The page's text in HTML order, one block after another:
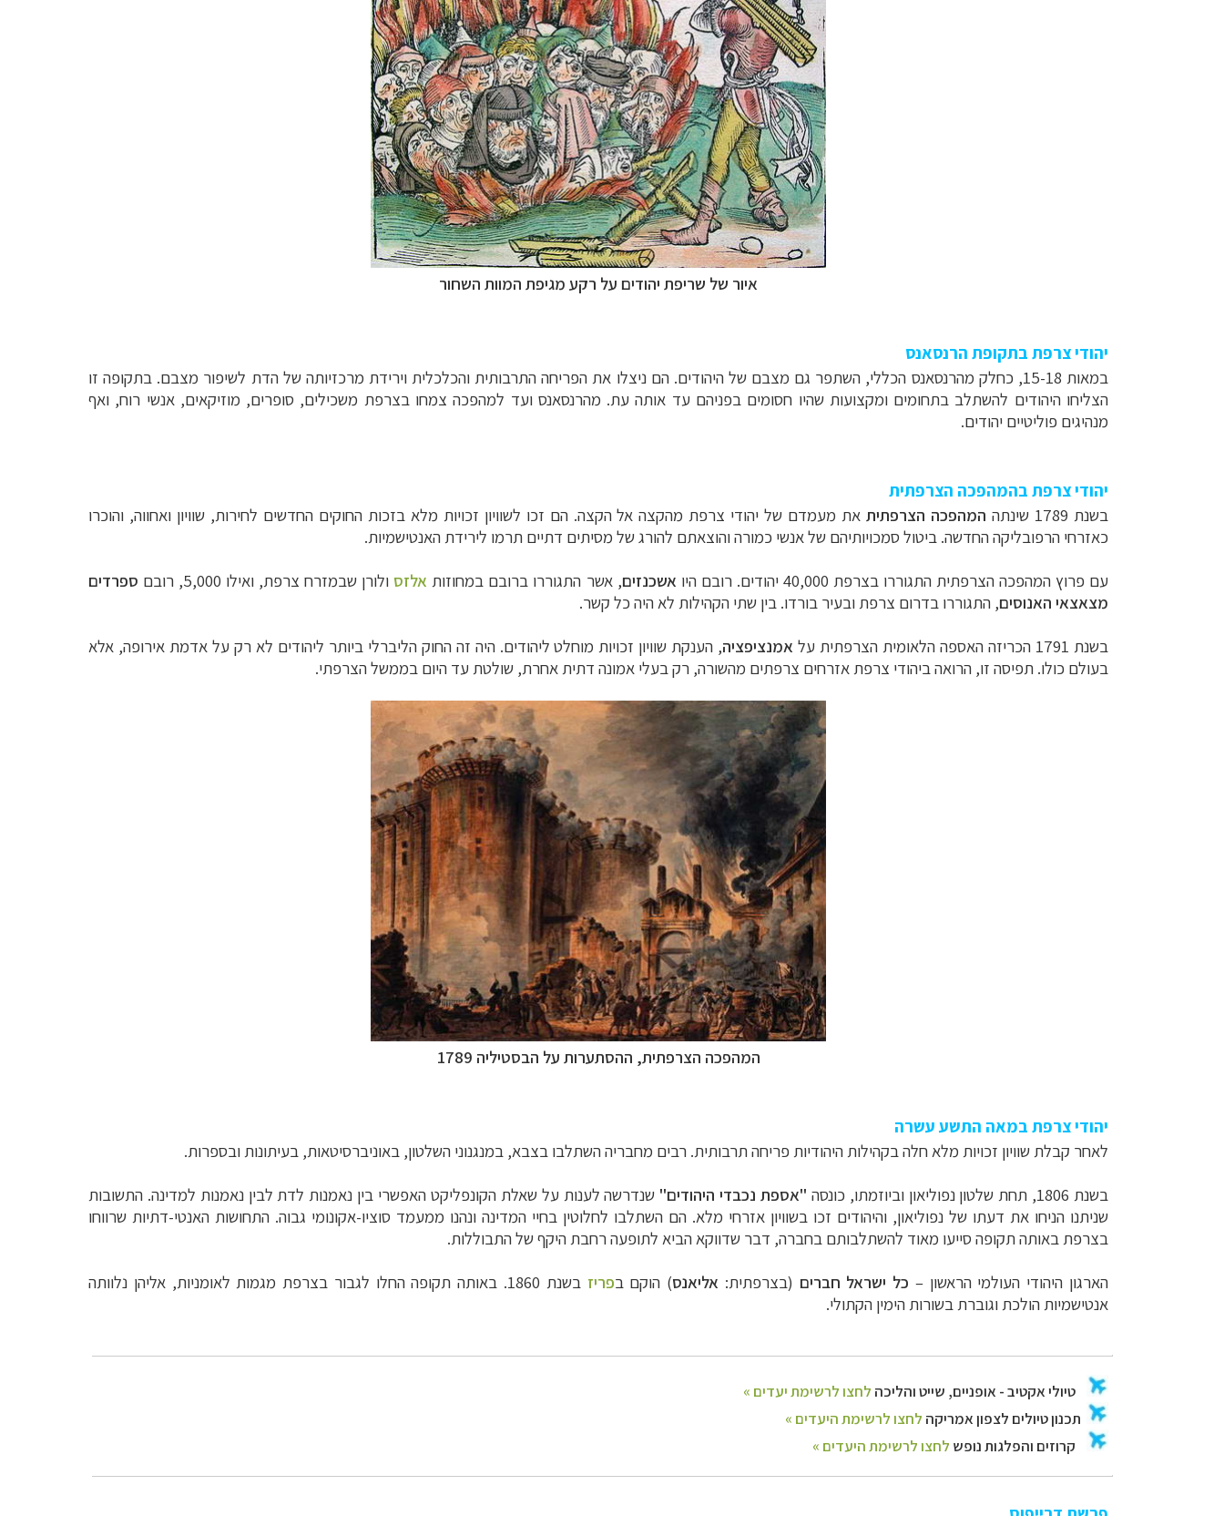
איור של שריפת יהודים על רקע מגיפת המוות השחור
יהודי צרפת בתקופת הרנסאנס
במאות 15-18, כחלק מהרנסאנס הכללי, השתפר גם מצבם של היהודים. הם ניצלו את הפריחה התרבותית והכלכלית וירידת מרכזיותה של הדת לשיפור מצבם. בתקופה זו
הצליחו היהודים להשתלב בתחומים ומקצועות שהיו חסומים בפניהם עד אותה עת. מהרנסאנס ועד למהפכה צמחו בצרפת משכילים, סופרים, מוזיקאים, אנשי רוח, ואף
מנהיגים פוליטיים יהודים.
יהודי צרפת בהמהפכה הצרפתית
בשנת 1789 שינתה
המהפכה הצרפתיתאת מעמדם של יהודי צרפת מהקצה אל הקצה. הם זכו לשוויון זכויות מלא בזכות החוקים החדשים לחירות, שוויון ואחווה, והוכרו
כאזרחי הרפובליקה החדשה. ביטול סמכויותיהם של אנשי כמורה והוצאתם להורג של מסיתים דתיים תרמו לירידת האנטישמיות.
עם פרוץ המהפכה הצרפתית התגוררו בצרפת 40,000 יהודים. רובם היו
אשכנזים, אשר התגוררו ברובם במחוזות אלזס ולורן שבמזרח צרפת, ואילו 5,000, רובם
ספרדים
מצאצאי האנוסים, התגוררו בדרום צרפת ובעיר בורדו. בין שתי הקהילות לא היה כל קשר.
בשנת 1791 הכריזה האספה הלאומית הצרפתית על
אמנציפציה, הענקת שוויון זכויות מוחלט ליהודים. היה זה החוק הליברלי ביותר ליהודים לא רק על אדמת אירופה, אלא
בעולם כולו. תפיסה זו, הרואה ביהודי צרפת אזרחים צרפתים מהשורה, רק בעלי אמונה דתית אחרת, שולטת עד היום בממשל הצרפתי.
המהפכה הצרפתית, ההסתערות על הבסטיליה 1789
יהודי צרפת במאה התשע עשרה
לאחר קבלת שוויון זכויות מלא חלה בקהילות היהודיות פריחה תרבותית. רבים מחבריה השתלבו בצבא, במנגנוני השלטון, באוניברסיטאות, בעיתונות ובספרות.
בשנת 1806, תחת שלטון נפוליאון וביוזמתו, כונסה
"אספת נכבדי היהודים" שנדרשה לענות על שאלת הקונפליקט האפשרי בין נאמנות לדת לבין נאמנות למדינה. התשובות
שניתנו הניחו את דעתו של נפוליאון, והיהודים זכו בשוויון אזרחי מלא. הם השתלבו לחלוטין בחיי המדינה ונהנו ממעמד סוציו-אקונומי גבוה. התחושות האנטי-דתיות שרווחו
בצרפת באותה תקופה סייעו מאוד להשתלבותם בחברה, דבר שדווקא הביא לתופעה רחבת היקף של התבוללות.
הארגון היהודי העולמי הראשון – כל ישראל חברים (בצרפתית: אליאנס) הוקם בפריז
בשנת 1860. באותה תקופה החלו לגבור בצרפת מגמות לאומניות, אליהן נלוותה
אנטישמיות הולכת וגוברת בשורות הימין הקתולי.
טיולי אקטיב - אופניים, שייט והליכהלחצו לרשימת יעדים »
טיולים לצפון אמריקהלחצו לרשימת היעדים »
קרוזים והפלגות נופשלחצו לרשימת היעדים »